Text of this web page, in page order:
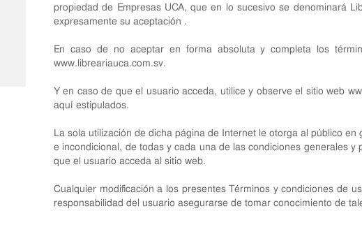
propiedad de Empresas UCA, que en lo sucesivo se denominará
expresamente su aceptación .
En caso de no aceptar en forma absoluta y completa los
www.libreariauca.com.sv.
Y en caso de que el usuario acceda, utilice y observe el sitio web
aquí estipulados.
La sola utilización de dicha página de Internet le otorga al público
e incondicional, de todas y cada una de las condiciones generales
que el usuario acceda al sitio web.
Cualquier modificación a los presentes Términos y condiciones de
responsabilidad del usuario asegurarse de tomar conocimiento de